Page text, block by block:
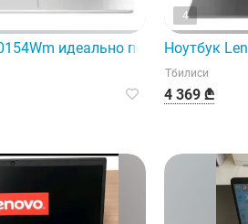
ГБ оперативной памяти.
идеально подходит для
4
Ноутбук
Тбилиси
4 369 ₾